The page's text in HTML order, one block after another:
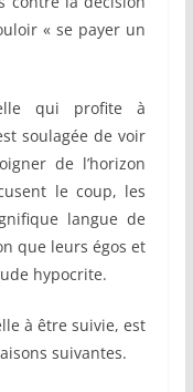
« se payer un
qui profite à
soulagée de voir
de l’horizon
le coup, les
langue de
que leurs égos et
hypocrite.
à être suivie, est
suivantes.